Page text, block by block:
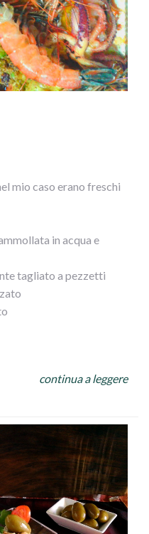
mio caso erano freschi
in acqua e
tagliato a pezzetti
continua a leggere